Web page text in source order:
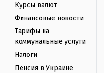
Курсы валют
Финансовые новости
Тарифы на
коммунальные услуги
Налоги
Пенсия в Украине